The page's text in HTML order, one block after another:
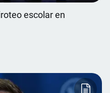
escolar en